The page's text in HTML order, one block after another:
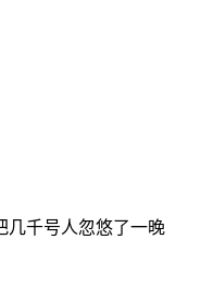
几千号人忽悠了一晚